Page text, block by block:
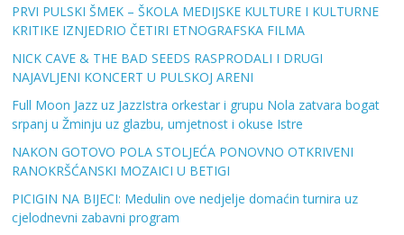
PRVI PULSKI ŠMEK – ŠKOLA MEDIJSKE KULTURE I KULTURNE
KRITIKE IZNJEDRIO ČETIRI ETNOGRAFSKA FILMA
NICK CAVE & THE BAD SEEDS RASPRODALI I DRUGI
NAJAVLJENI KONCERT U PULSKOJ ARENI
Full Moon Jazz uz JazzIstra orkestar i grupu Nola zatvara bogat
srpanj u Žminju uz glazbu, umjetnost i okuse Istre
NAKON GOTOVO POLA STOLJEĆA PONOVNO OTKRIVENI
RANOKRŠĆANSKI MOZAICI U BETIGI
PICIGIN NA BIJECI: Medulin ove nedjelje domaćin turnira uz
cjelodnevni zabavni program